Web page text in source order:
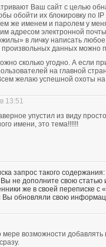
Ваш сайт с целью
обойти их блокировку по
же именем и паролем у
адресом электронной
в личку написать
произвольных данных можно
сколько угодно. А если
на главной
желаю успешной охоты
13:51
упустил из виду
имени, это тема!!!!!!
запрос такого
не дополните свою
же в своей переписке с
Вы обновляли свою
возможности